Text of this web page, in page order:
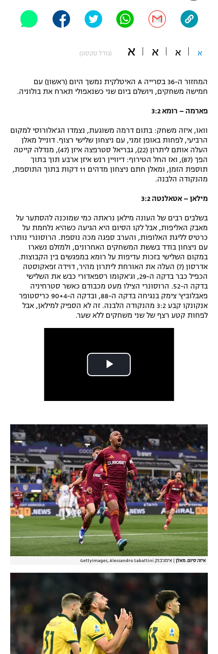
"מחצית בשכונה" – פודקאסט
משתתפים וזוכים בפרסים
טניס
גיימינג E-Sports
תנאי שימוש
מדיניות פרטיות
רשיון להקרנה פומבית לבית עסק
הצטרפות לחבילת הערוצים
לוח דרושים – ג'ובנט
תגיות
אופניים
פוטבול אמריקאי NFL
בייסבול MLB
ספורט אתגרי ואקסטרים
אומנויות לחימה
גיימינג E-Sports
א א א א (גודל טקסט)
המחזור ה-36 בסרייה A האיטלקית נמשך היום (ראשון) עם
חמישה משחקים, ויושלם ביום שני כשנאפולי תארח את בולוניה.
פארמה – רומא 3:2
וואו, איזה משחק: בתום דרמה משוגעת, נצמדו הג'אלורוסי למקום
הרביעי, לפחות באופן זמני, עם ניצחון שלישי רצוף. דונייל מאלן
העלה אותם ליתרון (22), גבריאל סטרפצה איזן (47), מנדלה קייטה
הפך (87), ואז החל הטירוף: דיוויין רנש איזן ארבע תוך בתוך
תוספת הזמן, ומאלן חתם ניצחון מדהים 11 דקות בתוך התוספת,
מהנקודה הלבנה.
מילאן – אטאלנטה 3:2
בשלבים רבים של העונה מילאן נראתה כמי שמוכנה להסתער על
מאבק האליפות, אבל לקו הסיום היא הגיעה כשהיא נלחמת על
כרטיס לליגת האלופות, והערב ספגה מכה נוספת. הרוסונרי נותרו
עם ניצחון בודד בששת המשחקים האחרונים, ולמזלם נשארו
במקום השלישי בזכות עדיפות על רומא במפגשים בין הקבוצות.
אדרסון (7) העלה את האורחת ליתרון מהיר, דוידה זפאקוסטה
הכפיל כבר בדקה ה-29, וג'אקומו רספאדורי כבש את השלישי
בדקה ה-52. הרוסונרי הצילו מעט מכבודם כאשר סטרחיניה
פאבלוביץ' צימק בנגיחה בדקה ה-88, ובדקה ה-90+4 כריסטופר
אנקונקו קבע 3:2 מהנקודה הלבנה. זה לא הספיק למילאן, אבל
לפחות קטע רצף של שני משחקים ללא שער.
איזה סיום. מאלן אימג'בנק GettyImages, Alessandro Sabattini